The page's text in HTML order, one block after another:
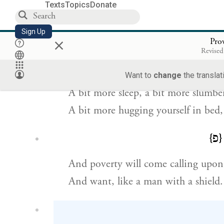
TextsTopicsDonate
Sign Up ×
Want to change the
When will you wake from your
לִשְׁכָּֽב׃
A bit more sleep, a bit more
A bit more hugging yourself in bed,
{פ}
And poverty will come calling
And want, like a man with a shield.